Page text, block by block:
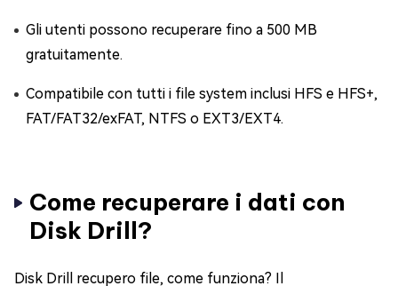
Gli utenti possono recuperare fino a 500 MB
gratuitamente.
Compatibile con tutti i file system inclusi HFS e HFS+,
FAT/FAT32/exFAT, NTFS o EXT3/EXT4.
Come recuperare i dati con
Disk Drill?
Disk Drill recupero file, come funziona? Il